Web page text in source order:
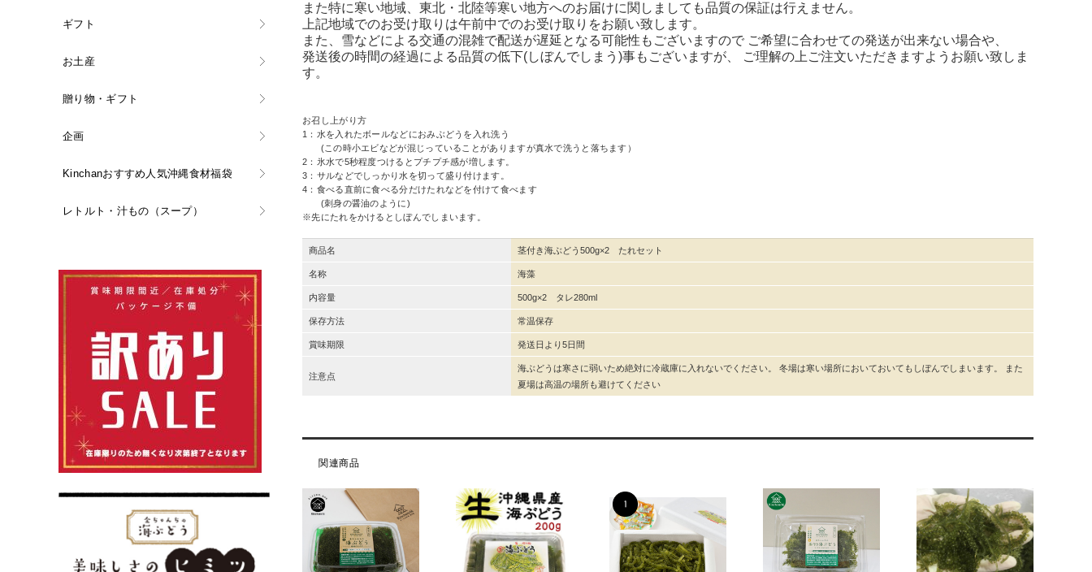
また特に寒い地域、東北・北陸等寒い地方へのお届けに関しましても品質の保証は行えません。
上記地域でのお受け取りは午前中でのお受け取りをお願い致します。
また、雪などによる交通の混雑で配送が遅延となる可能性もございますので ご希望に合わせての発送が出来ない場合や、
発送後の時間の経過による品質の低下(しぼんでしまう)事もございますが、 ご理解の上ご注文いただきますようお願い致しま
す。
お召し上がり方
1：水を入れたボールなどにおみぶどうを入れ洗う
(この時小エビなどが混じっていることがありますが真水で洗うと落ちます）
2：氷水で5秒程度つけるとプチプチ感が増します。
3：サルなどでしっかり水を切って盛り付けます。
4：食べる直前に食べる分だけたれなどを付けて食べます
(刺身の醤油のように)
※先にたれをかけるとしぼんでしまいます。
商品名 茎付き海ぶどう500g×2 たれセット
名称 海藻
内容量 500g×2 タレ280ml
保存方法 常温保存
賞味期限 発送日より5日間
注意点
海ぶどうは寒さに弱いため絶対に冷蔵庫に入れないでください。 冬場は寒い場所においておいてもしぼんでしまいます。 また
夏場は高温の場所も避けてください
関連商品
ギフト
お土産
贈り物・ギフト
企画
Kinchanおすすめ人気沖縄食材福袋
レトルト・汁もの（スープ）